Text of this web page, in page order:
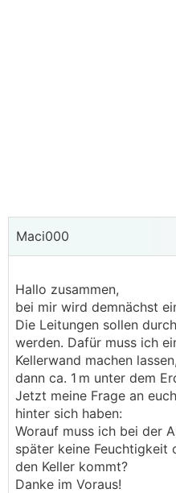
Maci000
Hallo zusammen,
bei mir wird demnächst
Die Leitungen sollen
werden. Dafür muss ich
Kellerwand machen
dann ca. 1 m unter dem
Jetzt meine Frage an
hinter sich haben:
Worauf muss ich bei der
später keine Feuchtigkeit
den Keller kommt?
Danke im Voraus!